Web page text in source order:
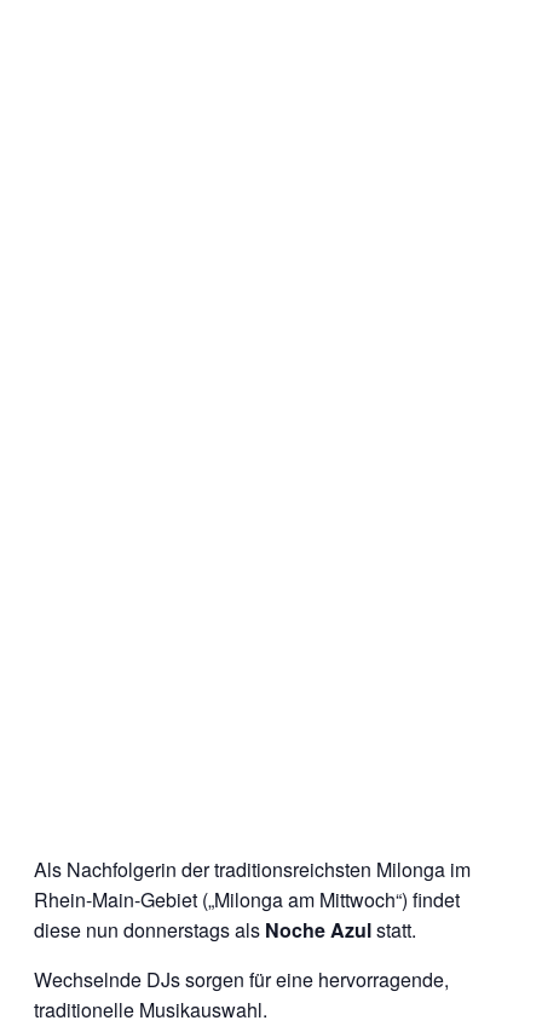
Als Nachfolgerin der traditionsreichsten Milonga im
Rhein-Main-Gebiet („Milonga am Mittwoch“) findet
diese nun donnerstags als Noche Azulstatt.
Wechselnde DJs sorgen für eine hervorragende,
traditionelle Musikauswahl.